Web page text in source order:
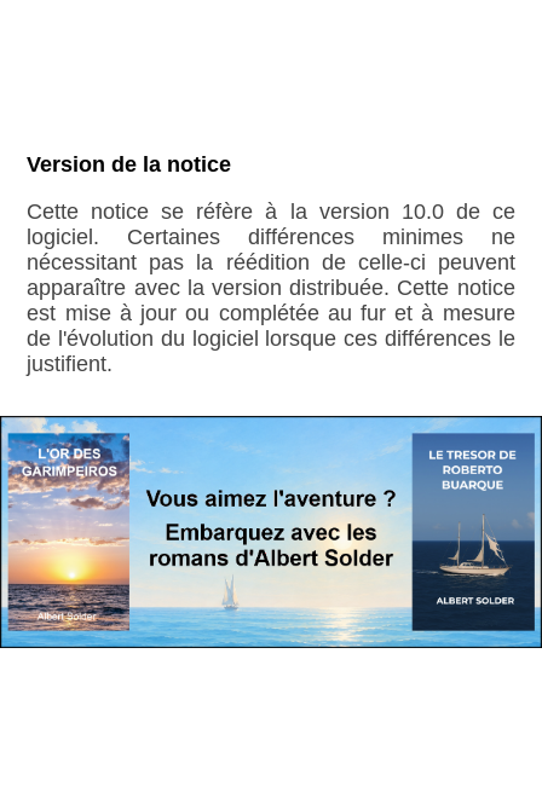
Version de la notice
Cette notice se réfère à la version 10.0 de ce
logiciel. Certaines différences minimes ne
nécessitant pas la réédition de celle-ci peuvent
apparaître avec la version distribuée. Cette notice
est mise à jour ou complétée au fur et à mesure
de l'évolution du logiciel lorsque ces différences le
justifient.